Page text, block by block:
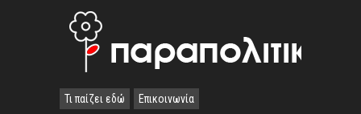
Τι παίζει εδώ Επικοινωνία